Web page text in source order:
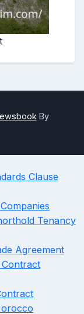
By
Clause
Tenancy
Agreement